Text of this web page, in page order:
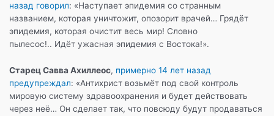
назад говорил: «Наступает эпидемия со странным
названием, которая уничтожит, опозорит врачей… Грядёт
эпидемия, которая очистит весь мир! Словно
пылесос!.. Идёт ужасная эпидемия с Востока!».
Старец Савва Ахиллеос, примерно 14 лет назад
предупреждал: «Антихрист возьмёт под свой контроль
мировую систему здравоохранения и будет действовать
через неё… Он сделает так, что повсюду будут продаваться